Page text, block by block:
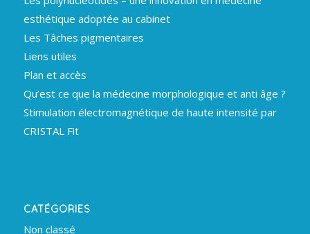
esthétique adoptée au cabinet
Les Tâches pigmentaires
Liens utiles
Plan et accès
Qu’est ce que la médecine morphologique et anti âge ?
Stimulation électromagnétique de haute intensité par
CRISTAL Fit
CATÉGORIES
Non classé